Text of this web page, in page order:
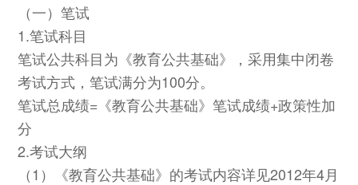
（一）笔试
1.笔试科目
笔试公共科目为《教育公共基础》，采用集中闭卷
考试方式，笔试满分为100分。
笔试总成绩=《教育公共基础》笔试成绩+政策性加
分
2.考试大纲
（1）《教育公共基础》的考试内容详见2012年4月